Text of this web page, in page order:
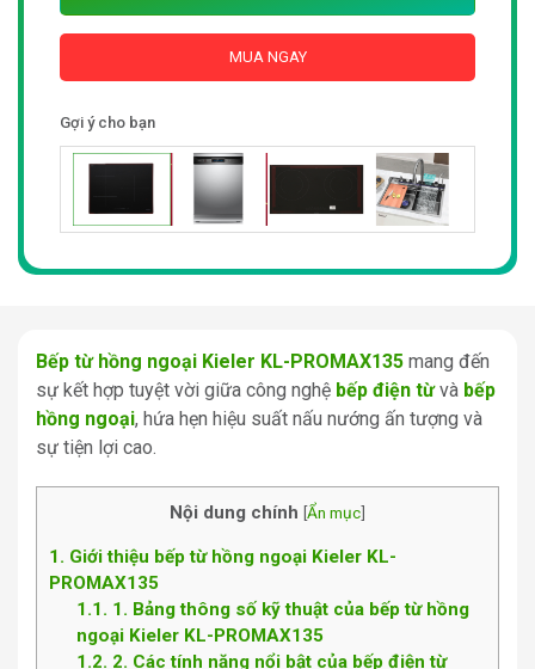
MUA NGAY
Gợi ý cho bạn
Bếp từ hồng ngoại Kieler KL-PROMAX135 mang đến
sự kết hợp tuyệt vời giữa công nghệ bếp điện từvà bếp
hồng ngoại, hứa hẹn hiệu suất nấu nướng ấn tượng và
sự tiện lợi cao.
Nội dung chính [Ẩn mục]
1
Giới thiệu bếp từ hồng ngoại Kieler KL-
PROMAX135
1.1
1. Bảng thông số kỹ thuật của bếp từ hồng
ngoại Kieler KL-PROMAX135
1.2 2. Các tính năng nổi bật của bếp điện từ